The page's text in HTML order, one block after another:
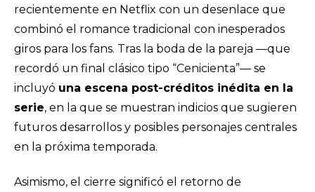
recientemente en Netflix con un desenlace que
combinó el romance tradicional con inesperados
giros para los fans. Tras la boda de la pareja —que
recordó un final clásico tipo “Cenicienta”— se
incluyó una escena post-créditos inédita en la
serie, en la que se muestran indicios que sugieren
futuros desarrollos y posibles personajes centrales
en la próxima temporada.
Asimismo, el cierre significó el retorno de